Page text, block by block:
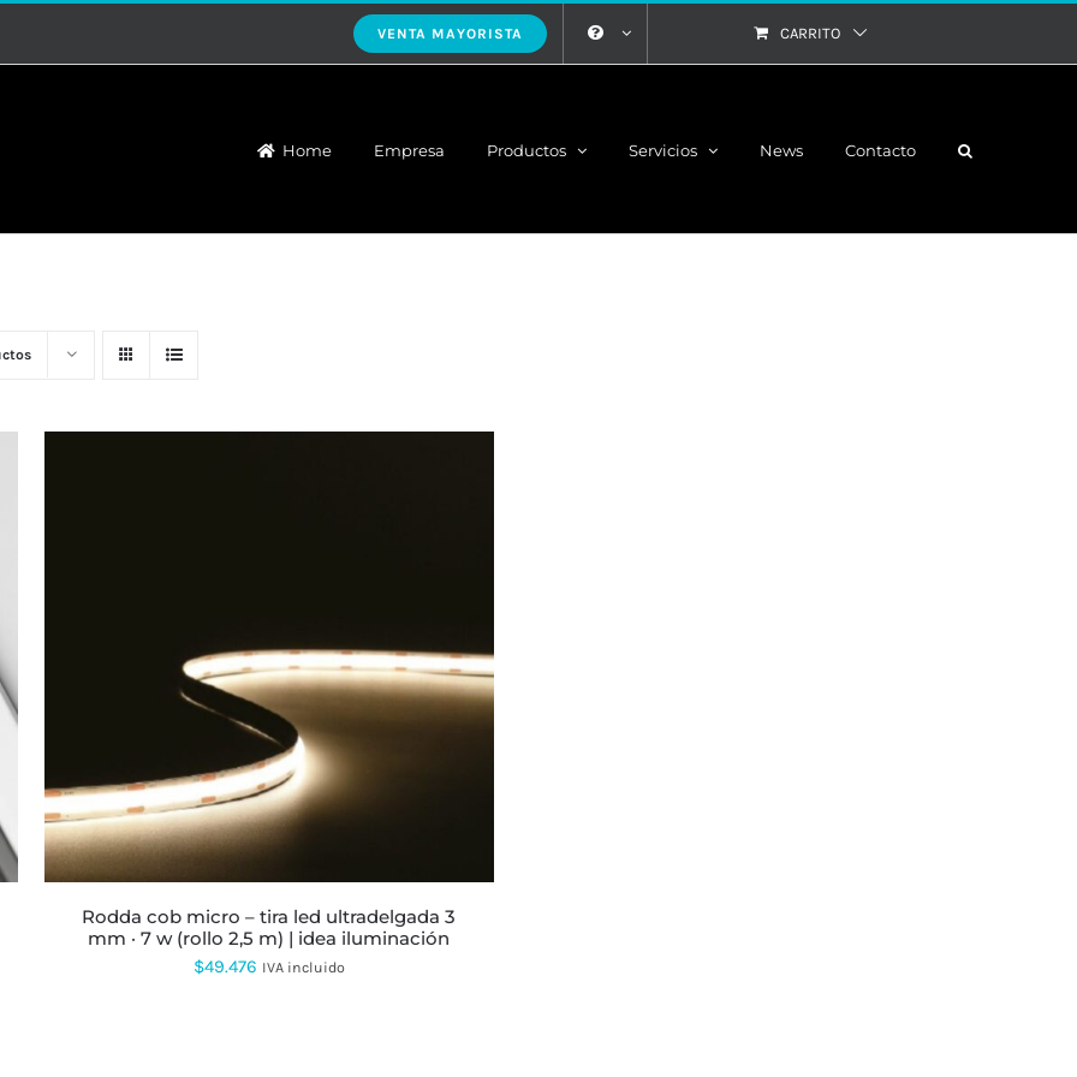
VENTA MAYORISTA CARRITO
Home Empresa Productos Servicios News Contacto
ESTE
PRODUCTO
TIENE
MÚLTIPLES
VARIANTES.
LAS
OPCIONES
SE
PUEDEN
PÁGINA
DE
PRODUCTO
rodda cob micro – tira led ultradelgada 3
mm · 7 w (rollo 2,5 m) | idea iluminación
$49.476 IVA incluido